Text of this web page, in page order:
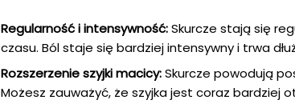
Regularność i intensywność:Skurcze stają się
czasu. Ból staje się bardziej intensywny i trwa
Rozszerzenie szyjki macicy:Skurcze powodują
Możesz zauważyć, że szyjka jest coraz bardziej